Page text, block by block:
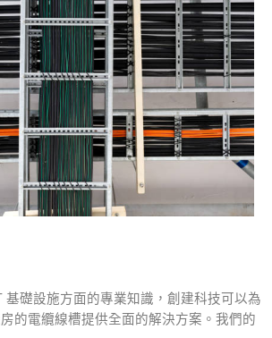
基礎設施方面的專業知識，創建科技可以為
的電纜線槽提供全面的解決方案。 我們的